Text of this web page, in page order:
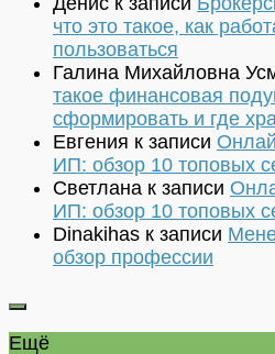
что это такое, как
пользоваться
Галина Михайловна
такое финансовая
сформировать и где
Евгения к записи
ИП: обзор 10 топовых
Светлана к записи
ИП: обзор 10 топовых
Dinakihas к записи
обзор профессии
Ещё